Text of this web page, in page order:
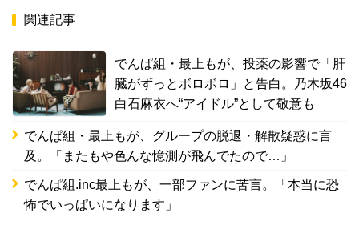
関連記事
でんぱ組・最上もが、投薬の影響で「肝
臓がずっとボロボロ」と告白。乃木坂46
白石麻衣へ“アイドル”として敬意も
でんぱ組・最上もが、グループの脱退・解散疑惑に言
及。「またもや色んな憶測が飛んでたので…」
でんぱ組.inc最上もが、一部ファンに苦言。「本当に恐
怖でいっぱいになります」